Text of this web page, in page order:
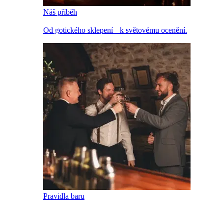
Náš příběh
Od gotického sklepení k světovému ocenění.
Pravidla baru